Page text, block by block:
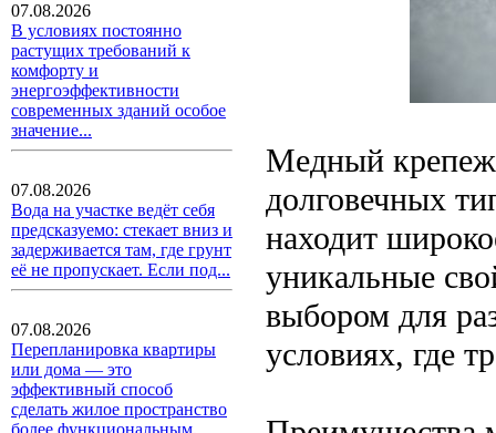
07.08.2026
В условиях постоянно
растущих требований к
комфорту и
энергоэффективности
современных зданий особое
значение...
07.08.2026
Вода на участке ведёт себя
предсказуемо: стекает вниз и
задерживается там, где грунт
её не пропускает. Если под...
07.08.2026
Перепланировка квартиры
или дома — это
эффективный способ
сделать жилое пространство
более функциональным,
Медный крепеж
долговечных
находит
уникальные
выбором для
условиях, где